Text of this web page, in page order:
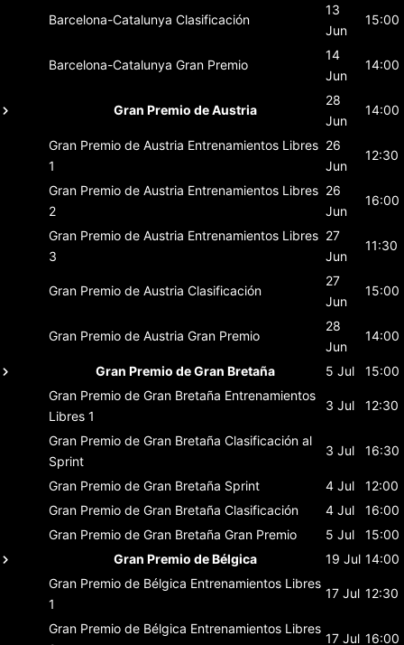
Barcelona-Catalunya Clasificación
13
Jun
15:00
Barcelona-Catalunya Gran Premio
14
Jun
14:00
Gran Premio de Austria
28
Jun
14:00
Gran Premio de Austria Entrenamientos Libres
1
26
Jun
12:30
Gran Premio de Austria Entrenamientos Libres
2
26
Jun
16:00
Gran Premio de Austria Entrenamientos Libres
3
27
Jun
11:30
Gran Premio de Austria Clasificación
27
Jun
15:00
Gran Premio de Austria Gran Premio
28
Jun
14:00
Gran Premio de Gran Bretaña 5 Jul
15:00
Gran Premio de Gran Bretaña Entrenamientos
Libres 1
3 Jul 12:30
Gran Premio de Gran Bretaña Clasificación al
Sprint
3 Jul 16:30
Gran Premio de Gran Bretaña Sprint 4 Jul
12:00
Gran Premio de Gran Bretaña Clasificación 4 Jul
16:00
Gran Premio de Gran Bretaña Gran Premio 5 Jul
15:00
Gran Premio de Bélgica
19 Jul 14:00
Gran Premio de Bélgica Entrenamientos Libres
1
17 Jul 12:30
Gran Premio de Bélgica Entrenamientos Libres
17 Jul 16:00